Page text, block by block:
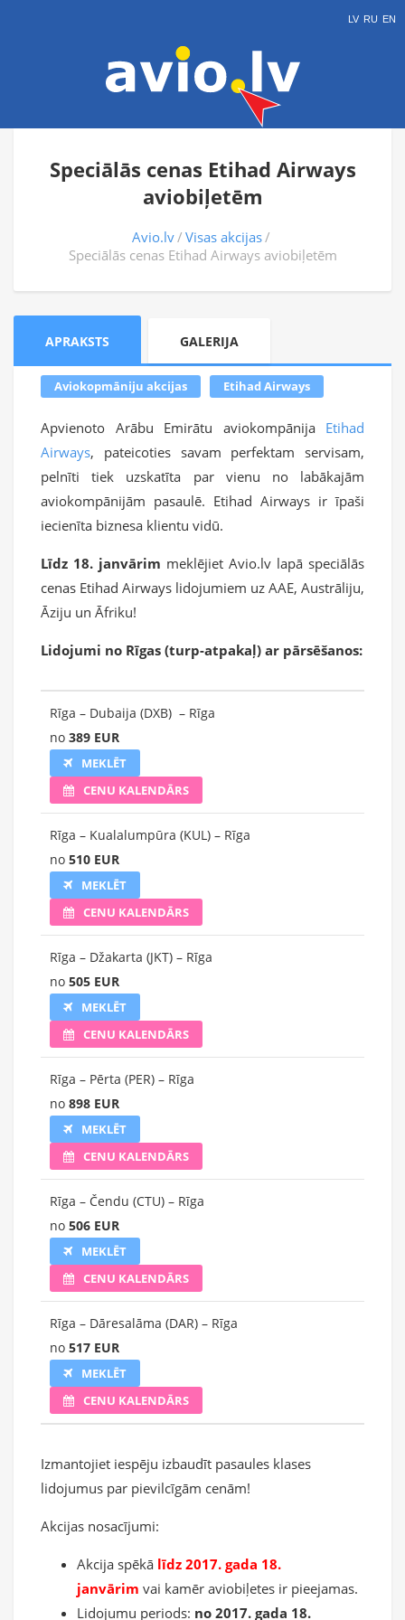
LV RU EN
Speciālās cenas Etihad Airways
aviobiļetēm
Avio.lv Visas akcijas
Speciālās cenas Etihad Airways aviobiļetēm
APRAKSTS GALERIJA
Aviokopmāniju akcijas Etihad Airways
Apvienoto Arābu Emirātu aviokompānija Etihad
Airways, pateicoties savam perfektam servisam,
pelnīti tiek uzskatīta par vienu no labākajām
aviokompānijām pasaulē. Etihad Airways ir īpaši
iecienīta biznesa klientu vidū.
Līdz 18. janvārim meklējiet Avio.lv lapā speciālās
cenas Etihad Airways lidojumiem uz AAE, Austrāliju,
Āziju un Āfriku!
Lidojumi no Rīgas (turp-atpakaļ) ar pārsēšanos:
Rīga – Dubaija (DXB) – Rīga
no 389 EUR
MEKLĒT
CENU KALENDĀRS
Rīga – Kualalumpūra (KUL) – Rīga
no 510 EUR
MEKLĒT
CENU KALENDĀRS
Rīga – Džakarta (JKT) – Rīga
no 505 EUR
MEKLĒT
CENU KALENDĀRS
Rīga – Pērta (PER) – Rīga
no 898 EUR
MEKLĒT
CENU KALENDĀRS
Rīga – Čendu (CTU) – Rīga
no 506 EUR
MEKLĒT
CENU KALENDĀRS
Rīga – Dāresalāma (DAR) – Rīga
no 517 EUR
MEKLĒT
CENU KALENDĀRS
Izmantojiet iespēju izbaudīt pasaules klases
lidojumus par pievilcīgām cenām!
Akcijas nosacījumi:
Akcija spēkā līdz 2017. gada 18.
janvārim vai kamēr aviobiļetes ir pieejamas.
Lidojumu periods: no 2017. gada 18.